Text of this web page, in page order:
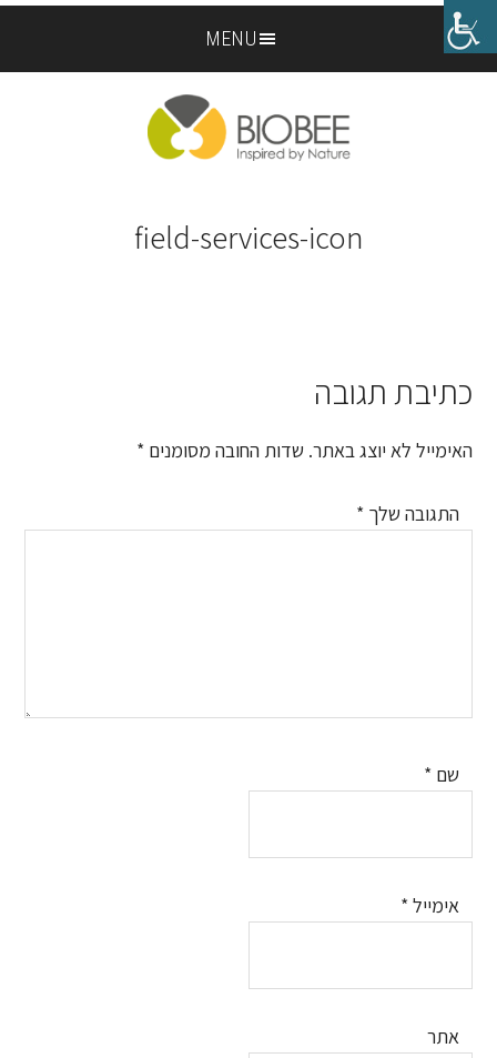
Skip
to
Skip
to
MENU
field-services-icon
Reader
Interactions
כתיבת תגובה
האימייל לא יוצג באתר. שדות החובה מסומנים *
התגובה שלך *
שם *
אימייל *
אתר